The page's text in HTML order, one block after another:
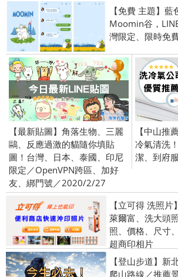
【免費 主題】
Moomin谷，
灣限定、限時免
【最新貼圖】角落生物、三麗
鷗、反應過激的貓隨你填貼
圖！台灣、日本、泰國、印尼
限定／OpenVPN跨區、加好
友、綁門號／2020/2/27
【中山推
冷氣清洗
潔、到府
【立可得 洗照
萊爾富、洗大頭
照、價格、尺寸
超商印相片
【登山步道】新
爬山路線／推薦